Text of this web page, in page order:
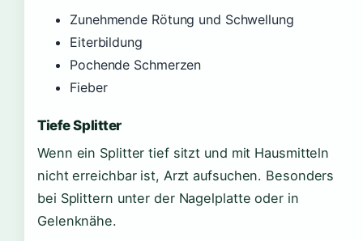
Zunehmende Rötung und Schwellung
Eiterbildung
Pochende Schmerzen
Fieber
Tiefe Splitter
Wenn ein Splitter tief sitzt und mit Hausmitteln
nicht erreichbar ist, Arzt aufsuchen. Besonders
bei Splittern unter der Nagelplatte oder in
Gelenknähe.